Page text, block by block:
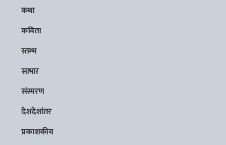
कथा
कविता
स्तम्भ
साभार
संस्मरण
देशदेशांतर
प्रकाशकीय